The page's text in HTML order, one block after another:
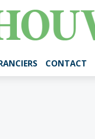
CONTACT